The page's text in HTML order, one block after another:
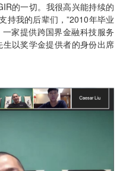
的一切。我很高兴能持续的
持我的后辈们，”2010年毕业
家提供跨国界金融科技服务
以奖学金提供者的身份出席